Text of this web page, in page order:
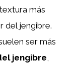
más
del jengibre.
ser más
jengibre,